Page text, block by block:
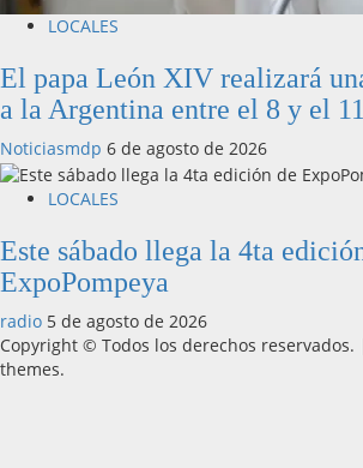
LOCALES
El papa León XIV realizará
a la Argentina entre el 8 y el
Noticiasmdp 6 de agosto de 2026
LOCALES
Este sábado llega la 4ta
ExpoPompeya
radio 5 de agosto de 2026
Copyright © Todos los derechos reservados.
themes.